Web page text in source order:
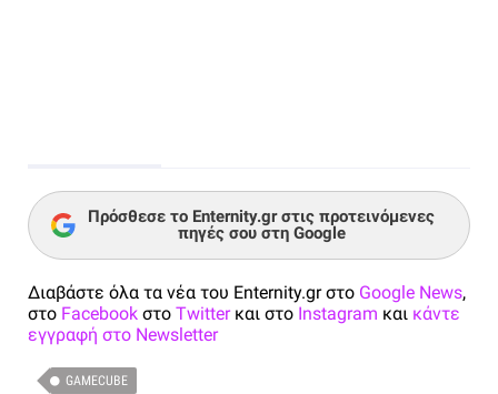
Πρόσθεσε το Enternity.gr στις προτεινόμενες
πηγές σου στη Google
Διαβάστε όλα τα νέα του Enternity.gr στο Google News,
στο Facebook στο Twitterκαι στο Instagram και κάντε
εγγραφή στο Newsletter
GAMECUBE